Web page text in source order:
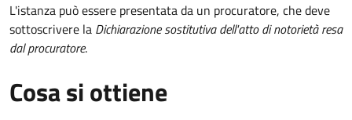
L'istanza può essere presentata da un procuratore, che deve
sottoscrivere la Dichiarazione sostitutiva dell'atto di notorietà resa
dal procuratore.
Cosa si ottiene